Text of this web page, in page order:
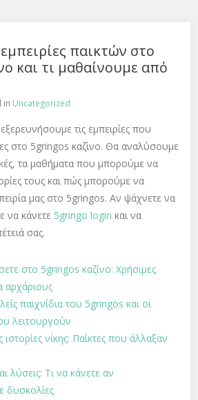
παικτών στο
και τι μαθαίνουμε από
in Uncategorized
τις εμπειρίες που
στο 5gringos καζίνο. Θα αναλύσουμε
τα μαθήματα που μπορούμε να
τους και πώς μπορούμε να
μας στο 5gringos. Αν ψάχνετε να
να κάνετε 5gringo login και να
σας.
στο 5gringos καζίνο: Χρήσιμες
αρχάριους
παιχνίδια του 5gringos και οι
λειτουργούν
ιστορίες νίκης: Παίκτες που άλλαξαν
λύσεις: Τι να κάνετε αν
δυσκολίες